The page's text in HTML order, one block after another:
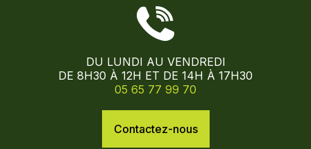
DU LUNDI AU VENDREDI
DE 8H30 À 12H ET DE 14H À 17H30
05 65 77 99 70
Contactez-nous